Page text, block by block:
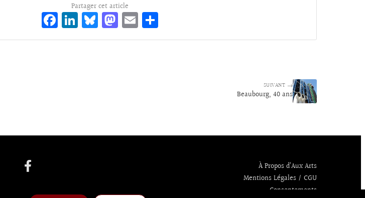
Partager cet article
Fa
ce
Li
n
Bl
ue
M
as
E
m rt
SUIVANT →
Beaubourg, 40 ans
À Propos d’Aux Arts
Mentions Légales / CGU
Consentements